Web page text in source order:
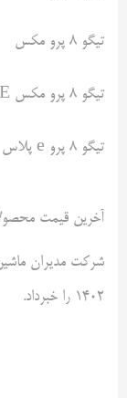
تیگو ۸ پرو مکس
تیگو ۸ پرو مکس IE
تیگو ۸ پرو e پلاس
آخرین قیمت
شرکت مدیران
۱۴۰۲ را خبرداد.